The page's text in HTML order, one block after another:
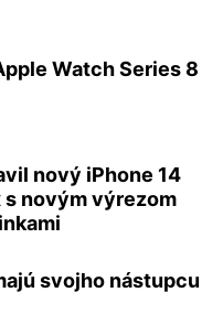
Watch Series 8
nový iPhone 14
s novým výrezom
svojho nástupcu